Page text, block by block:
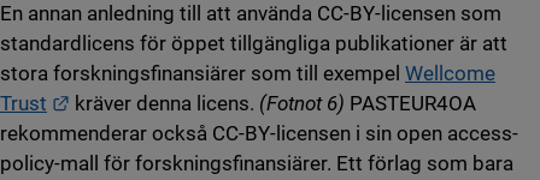
En annan anledning till att använda CC-BY-licensen som
standardlicens för öppet tillgängliga publikationer är att
stora forskningsfinansiärer som till exempel Wellcome
Trust
Länk till annan webbplats.
kräver denna licens. (Fotnot 6) PASTEUR4OA
rekommenderar också CC-BY-licensen i sin open access-
policy-mall för forskningsfinansiärer. Ett förlag som bara